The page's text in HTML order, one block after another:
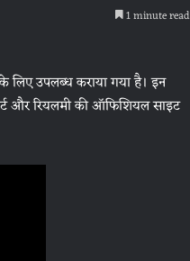
1 minute read
लिए उपलब्ध कराया गया है। इन
और रियलमी की ऑफिशियल साइट